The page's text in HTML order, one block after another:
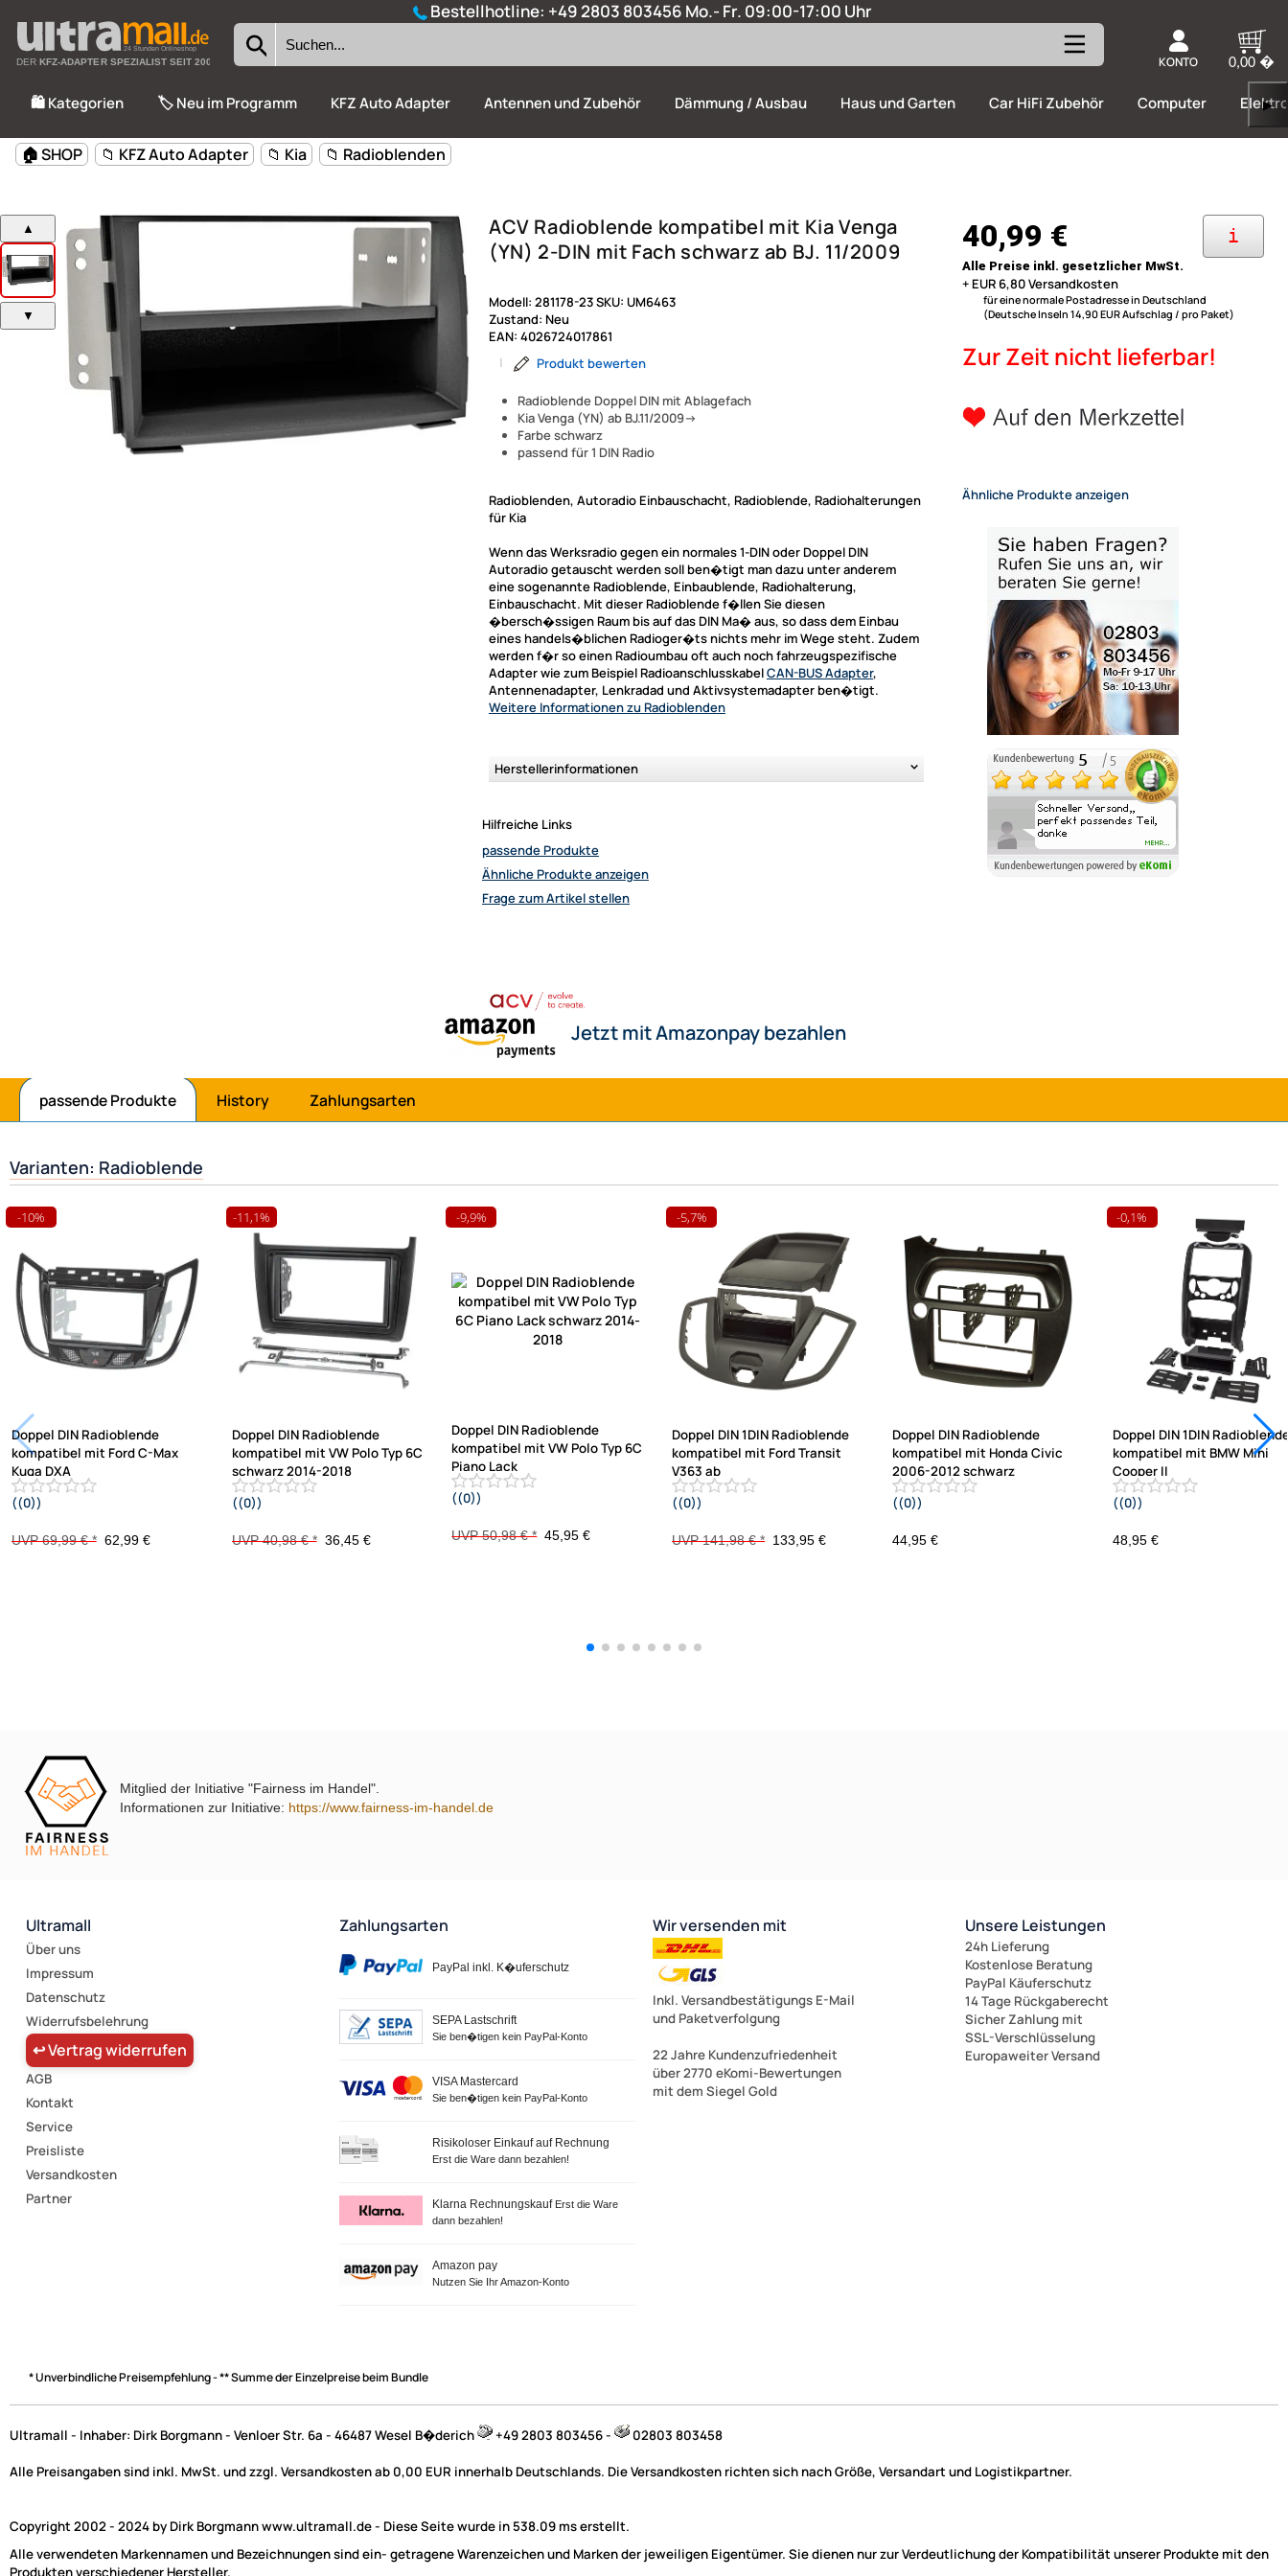
Bestellhotline: +49 2803 803456 Mo.- Fr. 09:00-17:00 Uhr
24 Stunden Onlineshop
DERKFZ-ADAPTER SPEZIALIST SEIT 2002 KONTO 0,00 �
🛍️ Kategorien 🏷️ Neu im Programm KFZ Auto Adapter Antennen und Zubehör Dämmung / Ausbau Haus und Garten Car HiFi Zubehör Computer ▶
🏠 SHOP 📁 KFZ Auto Adapter 📁 Kia 📁 Radioblenden
▲
▼
ACV Radioblende kompatibel mit Kia Venga
(YN) 2-DIN mit Fach schwarz ab BJ. 11/2009
Radioblende Doppel DIN mit Ablagefach
Kia Venga (YN) ab BJ.11/2009->
Farbe schwarz
passend für 1 DIN Radio
Modell: 281178-23SKU: UM6463
Zustand: Neu
EAN: 4026724017861
|
Produkt bewerten
Radioblenden, Autoradio Einbauschacht, Radioblende, Radiohalterungen
für Kia
Wenn das Werksradio gegen ein normales 1-DIN oder Doppel DIN
Autoradio getauscht werden soll ben�tigt man dazu unter anderem
eine sogenannte Radioblende, Einbaublende, Radiohalterung,
Einbauschacht. Mit dieser Radioblende f�llen Sie diesen
�bersch�ssigen Raum bis auf das DIN Ma� aus, so dass dem Einbau
eines handels�blichen Radioger�ts nichts mehr im Wege steht. Zudem
werden f�r so einen Radioumbau oft auch noch fahrzeugspezifische
Adapter wie zum Beispiel RadioanschlusskabelCAN-BUS Adapter,
Antennenadapter, Lenkradad und Aktivsystemadapter ben�tigt.
Weitere Informationenzu Radioblenden
Herstellerinformationen
Hilfreiche Links
passende Produkte
Ähnliche Produkte anzeigen
Frage zum Artikel stellen
i
40,99 €
Alle Preise inkl. gesetzlicher MwSt.
+ EUR 6,80 Versandkosten
für eine normale Postadresse in Deutschland
(Deutsche Inseln 14,90 EUR Aufschlag / pro Paket)
Zur Zeit nicht lieferbar!
Ähnliche Produkte anzeigen
Jetzt mit Amazonpay bezahlen
passende Produkte History Zahlungsarten
Varianten: Radioblende
-10%
Doppel DIN Radioblende
kompatibel mit Ford C-Max
Kuga DXA
DM2 2012 Piano Lack mit
Warnblinkschalter
((0))
UVP 69,99 € *62,99 €
-11,1%
Doppel DIN Radioblende
kompatibel mit VW Polo Typ 6C
schwarz 2014-2018
((0))
UVP 40,98 € *36,45 €
-9,9%
Doppel DIN Radioblende
kompatibel mit VW Polo Typ 6C
Piano Lack
schwarz 2014-2018
((0))
UVP 50,98 € *45,95 €
-5,7%
Doppel DIN 1DIN Radioblende
kompatibel mit Ford Transit
V363 ab
2014 mit Warnblinkschalter nur Fzg.
ohne 4.2 Zoll Display
((0))
UVP 141,98 € *133,95 €
Doppel DIN Radioblende
kompatibel mit Honda Civic
2006-2012 schwarz
((0))
44,95 €
-0,1%
Doppel DIN 1DIN
kompatibel mit BMW Mini
Cooper II
R55 R56 R57 2006-2014 Fz. m.
Klimaanlage
((0))
48,95 €
Mitglied der Initiative "Fairness im Handel".
Informationen zur Initiative: https://www.fairness-im-handel.de
Ultramall
Über uns
Impressum
Datenschutz
Widerrufsbelehrung
↩ Vertrag widerrufen
AGB
Kontakt
Service
Preisliste
Versandkosten
Partner
Zahlungsarten
PayPal inkl. K�uferschutz
SEPA Lastschrift
Sie ben�tigen kein PayPal-Konto
VISA Mastercard
Sie ben�tigen kein PayPal-Konto
Risikoloser Einkauf auf Rechnung
Erst die Ware dann bezahlen!
Klarna Rechnungskauf Erst die Ware
dann bezahlen!
Amazon pay
Nutzen Sie Ihr Amazon-Konto
Wir versenden mit
Inkl. Versandbestätigungs E-Mail
und Paketverfolgung
22 Jahre Kundenzufriedenheit
über 2770 eKomi-Bewertungen
mit dem Siegel Gold
Unsere Leistungen
24h Lieferung
Kostenlose Beratung
PayPal Käuferschutz
14 Tage Rückgaberecht
Sicher Zahlung mit
SSL-Verschlüsselung
Europaweiter Versand
* Unverbindliche Preisempfehlung - ** Summe der Einzelpreise beim Bundle
Ultramall - Inhaber: Dirk Borgmann - Venloer Str. 6a - 46487 Wesel B�derich +49 2803 803456 - 02803 803458
Alle Preisangaben sind inkl. MwSt. und zzgl. Versandkosten ab 0,00 EUR innerhalb Deutschlands. Die Versandkosten richten sich nach Größe, Versandart und Logistikpartner.
Copyright 2002 - 2024 by Dirk Borgmann www.ultramall.de - Diese Seite wurde in 538.09 ms erstellt.
Alle verwendeten Markennamen und Bezeichnungen sind ein- getragene Warenzeichen und Marken der jeweiligen Eigentümer. Sie dienen nur zur Verdeutlichung der Kompatibilität unserer Produkte mit den
Produkten verschiedener Hersteller.